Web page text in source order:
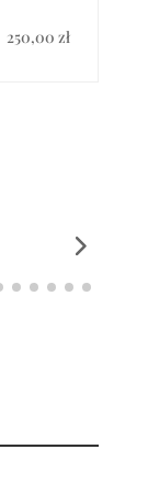
250,00 zł